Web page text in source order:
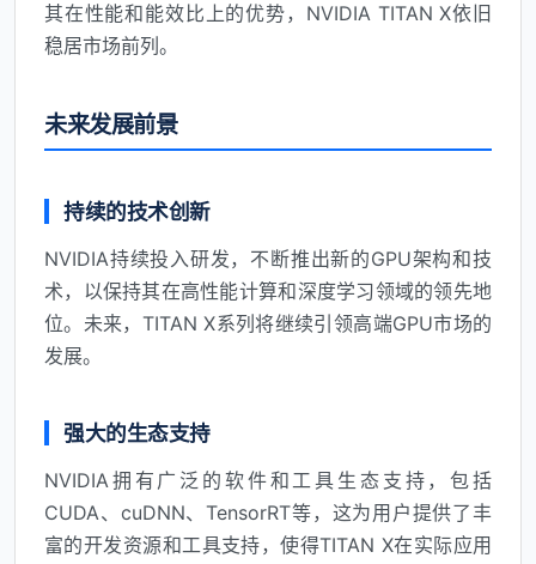
其在性能和能效比上的优势，NVIDIA TITAN X依旧
稳居市场前列。
未来发展前景
持续的技术创新
NVIDIA持续投入研发，不断推出新的GPU架构和技
术，以保持其在高性能计算和深度学习领域的领先地
位。未来，TITAN X系列将继续引领高端GPU市场的
发展。
强大的生态支持
NVIDIA拥有广泛的软件和工具生态支持，包括
CUDA、cuDNN、TensorRT等，这为用户提供了丰
富的开发资源和工具支持，使得TITAN X在实际应用